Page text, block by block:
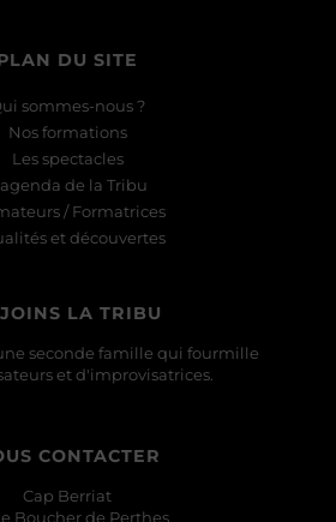
DU SITE
sommes-nous ?
Nos formations
Les spectacles
de la Tribu
/ Formatrices
et découvertes
LA TRIBU
une seconde famille qui fourmille
et d'improvisatrices.
CONTACTER
Cap Berriat
Boucher de Perthes